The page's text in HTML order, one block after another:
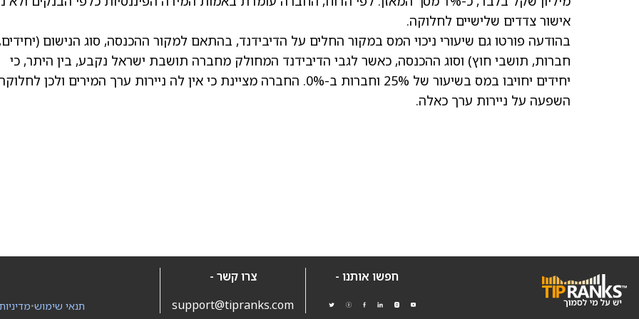
אישור צדדים שלישיים לחלוקה.
בהודעה פורטו גם שיעורי ניכוי המס במקור החלים על הדיבידנד, בהתאם למקור ההכנסה, סוג הנישום (יחידים,
חברות, תושבי חוץ) וסוג ההכנסה, כאשר לגבי הדיבידנד המחולק מחברה תושבת ישראל נקבע, בין היתר, כי
יחידים יחויבו במס בשיעור של 25% וחברות ב-0%. החברה מציינת כי אין לה ניירות ערך המירים ולכן
השפעה על ניירות ערך כאלה.
חפשו אותנו -
צרו קשר -
support@tipranks.com
•תנאי שימוש